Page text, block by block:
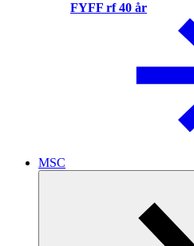
FYFF rf 40 år
MSC